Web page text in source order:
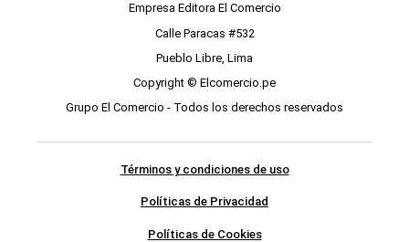
Empresa Editora El Comercio
Calle Paracas #532
Pueblo Libre, Lima
Copyright © Elcomercio.pe
Grupo El Comercio - Todos los derechos reservados
Términos y condiciones de uso
Políticas de Privacidad
Políticas de Cookies